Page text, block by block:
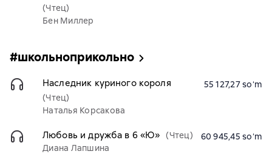
(Чтец)
Бен Миллер
#школьноприкольно
Наследник куриного короля
(Чтец)
Наталья Корсакова
55 127,27 soʻm
Любовь и дружба в 6 «Ю» (Чтец)
Диана Лапшина
60 945,45 soʻm